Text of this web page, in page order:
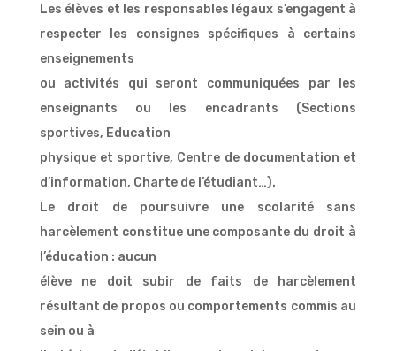
Les élèves et les responsables légaux s’engagent à
respecter les consignes spécifiques à certains
enseignements
ou activités qui seront communiquées par les
enseignants ou les encadrants (Sections
sportives, Education
physique et sportive, Centre de documentation et
d’information, Charte de l’étudiant…).
Le droit de poursuivre une scolarité sans
harcèlement constitue une composante du droit à
l’éducation : aucun
élève ne doit subir de faits de harcèlement
résultant de propos ou comportements commis au
sein ou à